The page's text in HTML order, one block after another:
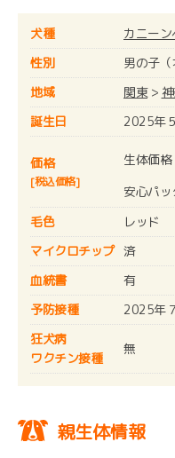
犬種
カニー
性別
男の子（
地域
関東>
誕生日
2025年
価格
[税込価格]
生体価格
安心パッ
毛色
レッド
マイクロチップ 済
血統書
有
予防接種
2025年
狂犬病
ワクチン接種
無
親生体情報